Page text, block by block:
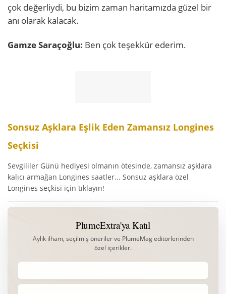
çok değerliydi, bu bizim zaman haritamızda güzel bir
anı olarak kalacak.
Gamze Saraçoğlu: Ben çok teşekkür ederim.
Sonsuz Aşklara Eşlik Eden Zamansız Longines
Seçkisi
Sevgililer Günü hediyesi olmanın ötesinde, zamansız aşklara
kalıcı armağan Longines saatler... Sonsuz aşklara özel
Longines seçkisi için tıklayın!
PlumeExtra'ya Katıl
Aylık ilham, seçilmiş öneriler ve PlumeMag editörlerinden
özel içerikler.